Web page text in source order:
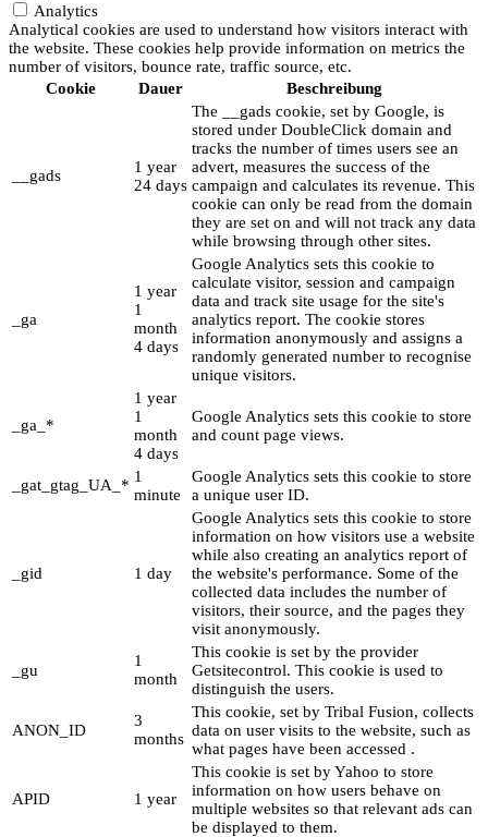
Analytics
Analytical cookies are used to understand how visitors interact with
the website. These cookies help provide information on metrics the
number of visitors, bounce rate, traffic source, etc.
Cookie
Dauer Beschreibung
__gads
1 year
24 days
The __gads cookie, set by Google, is
stored under DoubleClick domain and
tracks the number of times users see an
advert, measures the success of the
campaign and calculates its revenue. This
cookie can only be read from the domain
they are set on and will not track any data
while browsing through other sites.
_ga
1 year
1
month
4 days
Google Analytics sets this cookie to
calculate visitor, session and campaign
data and track site usage for the site's
analytics report. The cookie stores
information anonymously and assigns a
randomly generated number to recognise
unique visitors.
_ga_*
1 year
1
month
4 days
Google Analytics sets this cookie to store
and count page views.
_gat_gtag_UA_* 1
minute
Google Analytics sets this cookie to store
a unique user ID.
_gid 1 day
Google Analytics sets this cookie to store
information on how visitors use a website
while also creating an analytics report of
the website's performance. Some of the
collected data includes the number of
visitors, their source, and the pages they
visit anonymously.
_gu
1
month
This cookie is set by the provider
Getsitecontrol. This cookie is used to
distinguish the users.
ANON_ID
3
months
This cookie, set by Tribal Fusion, collects
data on user visits to the website, such as
what pages have been accessed .
APID 1 year
This cookie is set by Yahoo to store
information on how users behave on
multiple websites so that relevant ads can
be displayed to them.